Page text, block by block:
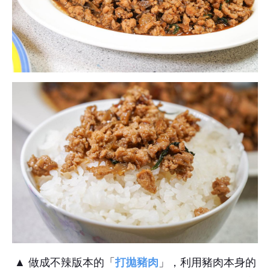
▲ 做成不辣版本的「打拋豬肉 」，利用豬肉本身的